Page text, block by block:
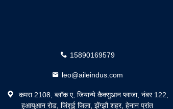
15890169579
leo@aileindus.com
कमरा 2108, ब्लॉक ए, जियान्ये कैक्सुआन प्लाजा, नंबर 122,
हुआयुआन रोड, जिंशुई जिला, झेंग्झौ शहर, हेनान प्रांत